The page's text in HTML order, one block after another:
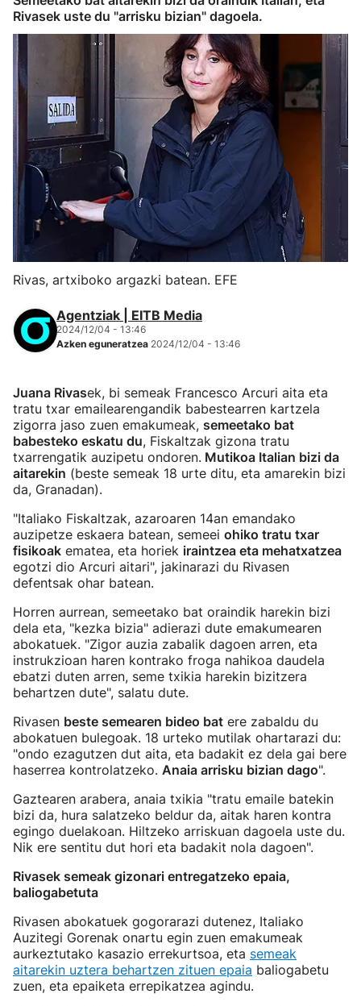
Rivasek uste du "arrisku bizian" dagoela.
Rivas, artxiboko argazki batean. EFE
Agentziak | EITB Media
2024/12/04 - 13:46
Azken eguneratzea 2024/12/04 - 13:46
Juana Rivasek, bi semeak Francesco Arcuri aita eta
tratu txar emailearengandik babestearren kartzela
zigorra jaso zuen emakumeak, semeetako bat
babesteko eskatu du, Fiskaltzak gizona tratu
txarrengatik auzipetu ondoren. Mutikoa Italian bizi da
aitarekin (beste semeak 18 urte ditu, eta amarekin bizi
da, Granadan).
"Italiako Fiskaltzak, azaroaren 14an emandako
auzipetze eskaera batean, semeei ohiko tratu txar
fisikoak ematea, eta horiek iraintzea eta mehatxatzea
egotzi dio Arcuri aitari", jakinarazi du Rivasen
defentsak ohar batean.
Horren aurrean, semeetako bat oraindik harekin bizi
dela eta, "kezka bizia" adierazi dute emakumearen
abokatuek. "Zigor auzia zabalik dagoen arren, eta
instrukzioan haren kontrako froga nahikoa daudela
ebatzi duten arren, seme txikia harekin bizitzera
behartzen dute", salatu dute.
Rivasen beste semearen bideo bat ere zabaldu du
abokatuen bulegoak. 18 urteko mutilak ohartarazi du:
"ondo ezagutzen dut aita, eta badakit ez dela gai bere
haserrea kontrolatzeko. Anaia arrisku bizian dago".
Gaztearen arabera, anaia txikia "tratu emaile batekin
bizi da, hura salatzeko beldur da, aitak haren kontra
egingo duelakoan. Hiltzeko arriskuan dagoela uste du.
Nik ere sentitu dut hori eta badakit nola dagoen".
Rivasek semeak gizonari entregatzeko epaia,
baliogabetuta
Rivasen abokatuek gogorarazi dutenez, Italiako
Auzitegi Gorenak onartu egin zuen emakumeak
aurkeztutako kasazio errekurtsoa, eta semeak
aitarekin uztera behartzen zituen epaia baliogabetu
zuen, eta epaiketa errepikatzea agindu.